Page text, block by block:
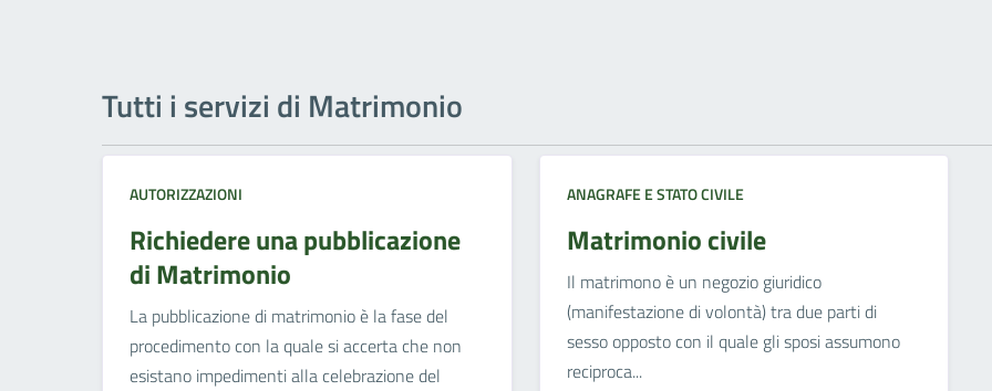
Tutti i servizi di Matrimonio
AUTORIZZAZIONI
Richiedere una pubblicazione
di Matrimonio
La pubblicazione di matrimonio è la fase del
procedimento con la quale si accerta che non
esistano impedimenti alla celebrazione del
ANAGRAFE E STATO CIVILE
Matrimonio civile
Il matrimono è un negozio giuridico
(manifestazione di volontà) tra due parti di
sesso opposto con il quale gli sposi assumono
reciproca...